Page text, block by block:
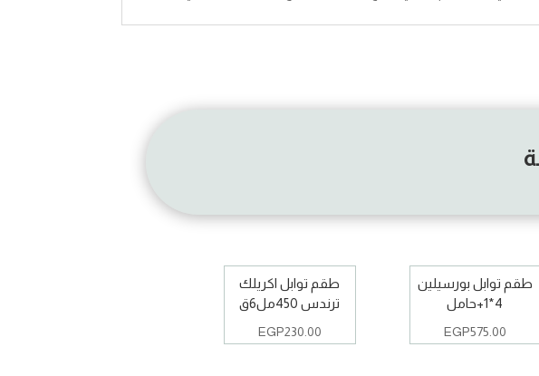
طقم توابل بورسيلين
4*1+حامل
EGP575.00
طقم توابل اكريلك
ترندس 450مل6ق
EGP230.00